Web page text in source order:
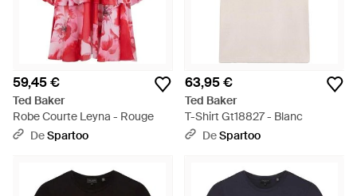
59,45 €
Ted Baker
Robe Courte Leyna - Rouge
DeSpartoo
63,95 €
Ted Baker
T-Shirt Gt18827 - Blanc
DeSpartoo